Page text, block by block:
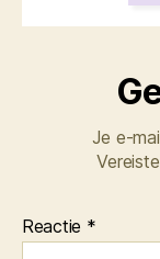
Je e-
Reactie *